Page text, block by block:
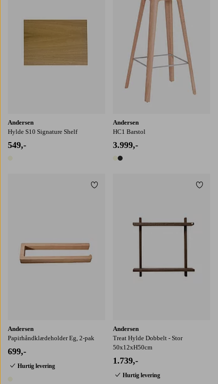
Andersen
Hylde S10 Signature Shelf
549,-
Andersen
HC1 Barstol
3.999,-
2 farver
Andersen
Papirhåndklædeholder Eg, 2-pak
699,-
Hurtig levering
Tilføj til favoritter
Andersen
Treat Hylde Dobbelt - Stor
50x12xH50cm
1.739,-
Hurtig levering